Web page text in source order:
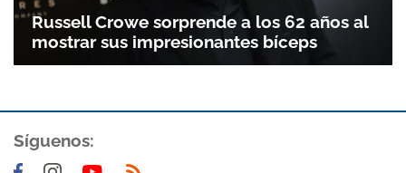
Russell Crowe sorprende a los 62 años al
mostrar sus impresionantes bíceps
Síguenos: